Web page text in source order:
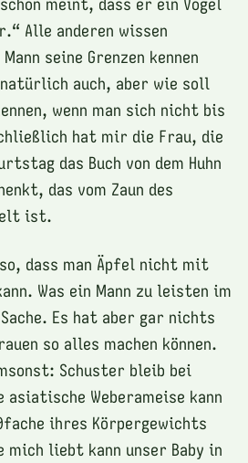
Alle anderen wissen
seine Grenzen kennen
auch, aber wie soll
wenn man sich nicht bis
hat mir die Frau, die
das Buch von dem Huhn
das vom Zaun des
ist.
dass man Äpfel nicht mit
Was ein Mann zu leisten im
Es hat aber gar nichts
so alles machen können.
Schuster bleib bei
asiatische Weberameise kann
ihres Körpergewichts
mich liebt kann unser Baby in